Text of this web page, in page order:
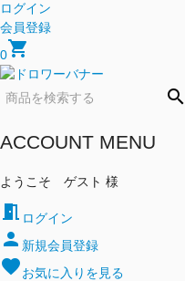
ログイン
会員登録
0shopping_cart
search
ACCOUNT MENU
ようこそ ゲスト 様
meeting_room ログイン
person 新規会員登録
favoriteお気に入りを見る